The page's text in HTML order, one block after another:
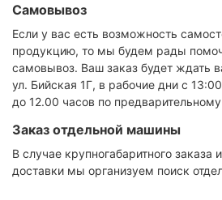
Самовывоз
Если у вас есть возможность
продукцию, то мы будем рады
самовывоз. Ваш заказ будет ждать
ул. Бийская 1Г, в рабочие дни с
до 12.00 часов по
Заказ отдельной машины
В случае крупногабаритного заказа
доставки мы организуем поиск